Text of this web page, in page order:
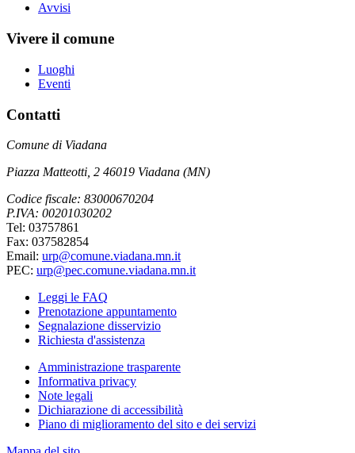
Avvisi
Vivere il comune
Luoghi
Eventi
Contatti
Comune di Viadana
Piazza Matteotti, 2 46019 Viadana (MN)
Codice fiscale: 83000670204
P.IVA: 00201030202
Tel: 03757861
Fax: 037582854
Email: urp@comune.viadana.mn.it
PEC: urp@pec.comune.viadana.mn.it
Leggi le FAQ
Prenotazione appuntamento
Segnalazione disservizio
Richiesta d'assistenza
Amministrazione trasparente
Informativa privacy
Note legali
Dichiarazione di accessibilità
Piano di miglioramento del sito e dei servizi